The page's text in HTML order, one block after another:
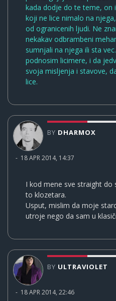
kada dodje do te teme, on
koji ne lice nimalo na
od ogranicenih ljudi. Ne
nekakav odbrambeni
sumnjali na njega ili sta
podnosim licimere, i da
svoja misljenja i stavove,
lice.
BY DHARMOX
- 18 APR 2014, 14:37
I kod mene sve straight do
to klozetara.
Usput, mislim da moje
utroje nego da sam u
BY ULTRAVIOLET
- 18 APR 2014, 22:46